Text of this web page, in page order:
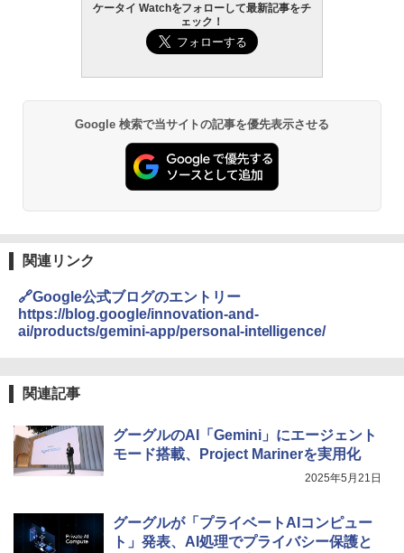
ケータイ Watchをフォローして最新記事をチ
ェック！
Google 検索で当サイトの記事を優先表示させる
関連リンク
🔗Google公式ブログのエントリー
https://blog.google/innovation-and-
ai/products/gemini-app/personal-intelligence/
関連記事
グーグルのAI「Gemini」にエージェント
モード搭載、Project Marinerを実用化
2025年5月21日
グーグルが「プライベートAIコンピュー
ト」発表、AI処理でプライバシー保護と